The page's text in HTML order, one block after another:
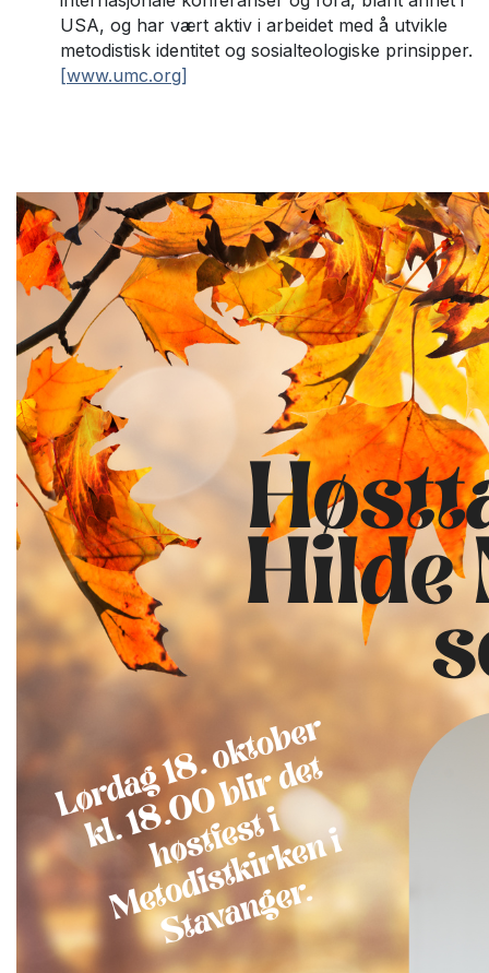
USA, og har vært aktiv i arbeidet med å utvikle
metodistisk identitet og sosialteologiske prinsipper.
[www.umc.org]